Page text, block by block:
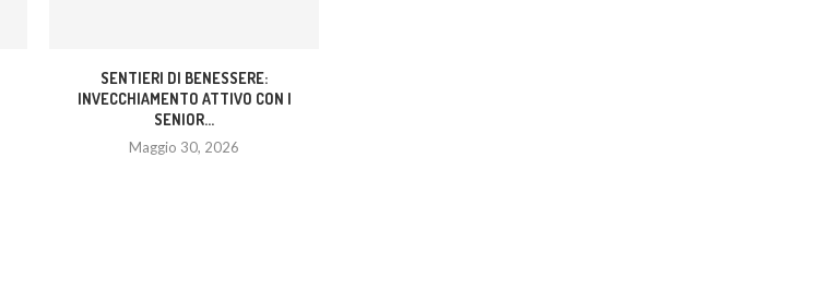
SENTIERI DI BENESSERE:
INVECCHIAMENTO ATTIVO CON I
SENIOR...
Maggio 30, 2026